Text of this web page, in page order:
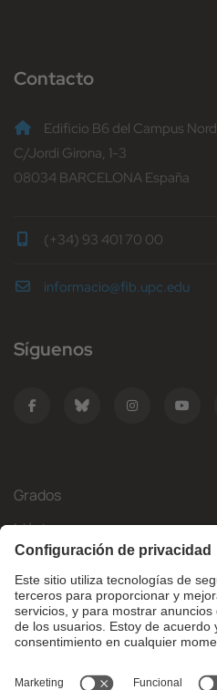
Contacto
Edificio B6 del Campus Nord
C/Jordi Girona, 1-3
08034 BARCELONA España
(+34) 93 401 70 00
informacio@fib.upc.edu
Síguenos
Grados
Másteres
Movilidad Internacional
Investigación
Empresa